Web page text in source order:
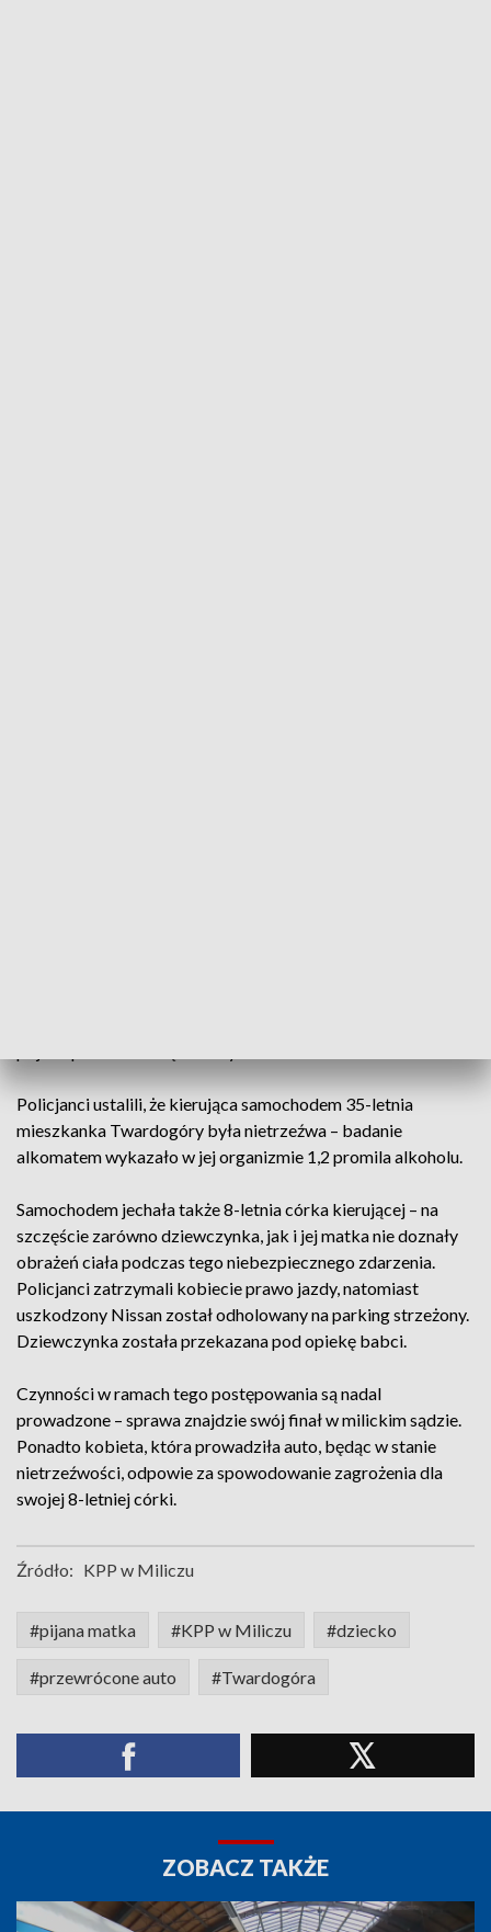
Policjanci ustalili, że kierująca samochodem 35-letnia
mieszkanka Twardogóry była nietrzeźwa – badanie
alkomatem wykazało w jej organizmie 1,2 promila alkoholu.
Samochodem jechała także 8-letnia córka kierującej – na
szczęście zarówno dziewczynka, jak i jej matka nie doznały
obrażeń ciała podczas tego niebezpiecznego zdarzenia.
Policjanci zatrzymali kobiecie prawo jazdy, natomiast
uszkodzony Nissan został odholowany na parking strzeżony.
Dziewczynka została przekazana pod opiekę babci.
Czynności w ramach tego postępowania są nadal
prowadzone – sprawa znajdzie swój finał w milickim sądzie.
Ponadto kobieta, która prowadziła auto, będąc w stanie
nietrzeźwości, odpowie za spowodowanie zagrożenia dla
swojej 8-letniej córki.
Źródło: KPP w Miliczu
#pijana matka #KPP w Miliczu #dziecko
#przewrócone auto #Twardogóra
ZOBACZ TAKŻE